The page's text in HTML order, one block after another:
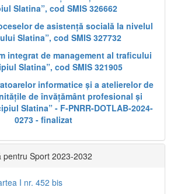
Slatina”, cod SMIS 326662
de asistență socială la nivelul
Slatina”, cod SMIS 327732
integrat de management al traficului
Slatina”, cod SMIS 321905
informatice și a atelierelor de
de învățământ profesional și
Slatina” - F-PNRR-DOTLAB-2024-
0273 - finalizat
pentru Sport 2023-2032
I nr. 452 bis